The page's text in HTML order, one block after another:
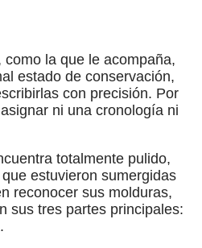
la que le acompaña,
estado de conservación,
con precisión. Por
ni una cronología ni
totalmente pulido,
estuvieron sumergidas
reconocer sus molduras,
sus tres partes principales: